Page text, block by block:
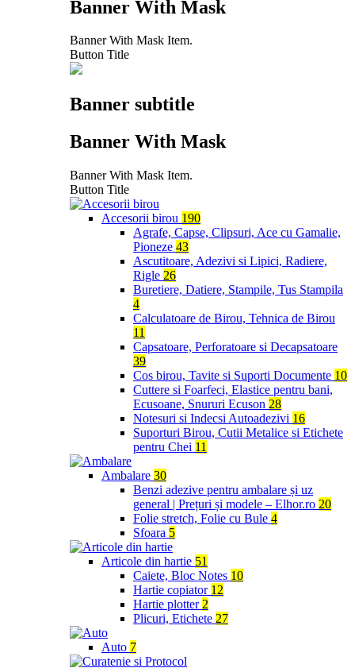
Banner With Mask
Banner With Mask Item.
Button Title
Banner subtitle
Banner With Mask
Banner With Mask Item.
Button Title
Accesorii birou 190
Agrafe, Capse, Clipsuri, Ace cu Gamalie,
Pioneze 43
Ascutitoare, Adezivi si Lipici, Radiere,
Rigle 26
Buretiere, Datiere, Stampile, Tus Stampila
4
Calculatoare de Birou, Tehnica de Birou
11
Capsatoare, Perforatoare si Decapsatoare
39
Cos birou, Tavite si Suporti Documente 10
Cuttere si Foarfeci, Elastice pentru bani,
Ecusoane, Snururi Ecuson 28
Notesuri si Indecsi Autoadezivi 16
Suporturi Birou, Cutii Metalice si Etichete
pentru Chei 11
Ambalare 30
Benzi adezive pentru ambalare și uz
general | Prețuri și modele – Elhor.ro 20
Folie stretch, Folie cu Bule 4
Sfoara 5
Articole din hartie 51
Caiete, Bloc Notes 10
Hartie copiator 12
Hartie plotter 2
Plicuri, Etichete 27
Auto 7